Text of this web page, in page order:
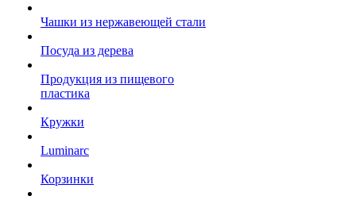
Чашки из нержавеющей стали
Посуда из дерева
Продукция из пищевого
пластика
Кружки
Luminarc
Корзинки